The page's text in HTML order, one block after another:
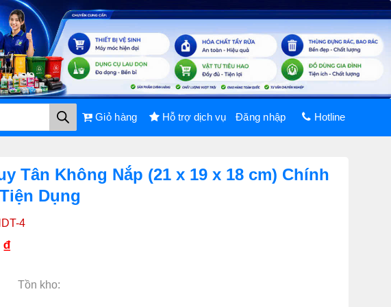
Giỏ hàng Hỗ trợ dịch vụ Đăng nhập Hotline
Tân Không Nắp (21 x 19 x 18 cm) Chính
Dụng
4
₫
Tồn kho: